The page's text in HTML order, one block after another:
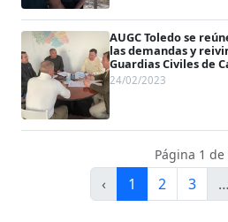
AUGC Toledo se
las demandas y
Guardias Civiles de
24/02/2023
Página 1 de
‹ 1 2 3 …